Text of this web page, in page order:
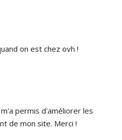
on est chez ovh !
permis d'améliorer les
de mon site. Merci !